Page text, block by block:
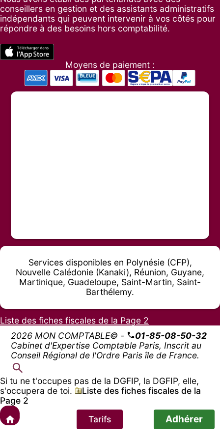
conseillers en gestion et des assistants administratifs
indépendants qui peuvent intervenir à vos côtés pour
répondre à des besoins hors comptabilité.
Moyens de paiement :
Services disponibles en Polynésie (CFP),
Nouvelle Calédonie (Kanaki), Réunion, Guyane,
Martinique, Guadeloupe, Saint-Martin, Saint-
Barthélemy.
Liste des fiches fiscales de la Page 2
2026 MON COMPTABLE© -
01-85-08-50-32
Cabinet d'Expertise Comptable Paris, Inscrit au
Conseil Régional de l'Ordre Paris île de France.
Si tu ne t'occupes pas de la DGFIP, la DGFIP, elle,
s'occupera de toi.
Liste des fiches fiscales de la
Page 2
Tarifs
Adhérer